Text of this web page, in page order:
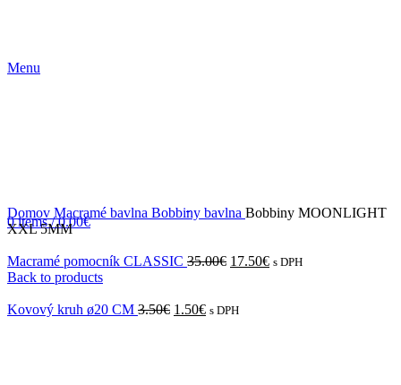
Menu
0items / 0.00€
Domov Macramé bavlna Bobbiny bavlna Bobbiny MOONLIGHT
XXL 5MM
Macramé pomocník CLASSIC 35.00€ 17.50€ s DPH
Back to products
Kovový kruh ø20 CM 3.50€ 1.50€ s DPH